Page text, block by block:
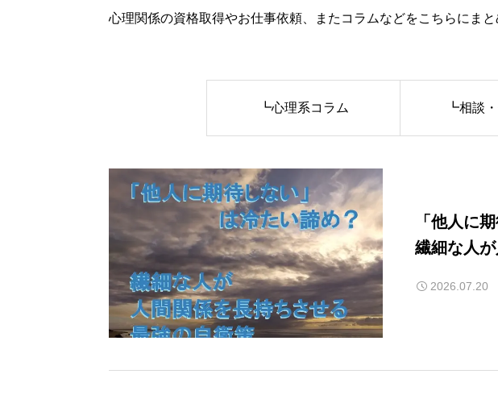
心理関係の資格取得やお仕事依頼、またコラムなどをこちらにまと
┗心理系コラム ┗相談
「他人に
繊細な人
2026.07.20